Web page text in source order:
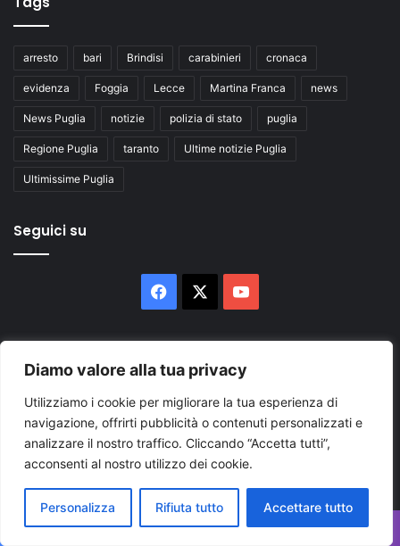
Diamo valore alla tua privacy
Utilizziamo i cookie per migliorare la tua esperienza di
navigazione, offrirti pubblicità o contenuti personalizzati e
analizzare il nostro traffico. Cliccando “Accetta tutti”,
acconsenti al nostro utilizzo dei cookie.
Personalizza Rifiuta tutto Accettare tutto
arresto bari Brindisi carabinieri cronaca
evidenza Foggia Lecce Martina Franca news
News Puglia notizie polizia di stato puglia
Regione Puglia taranto Ultime notizie Puglia
Ultimissime Puglia
Seguici su
Facebook
Inserisci
indirizzo